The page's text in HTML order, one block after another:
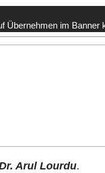
Übernehmen im Banner
Arul Lourdu.